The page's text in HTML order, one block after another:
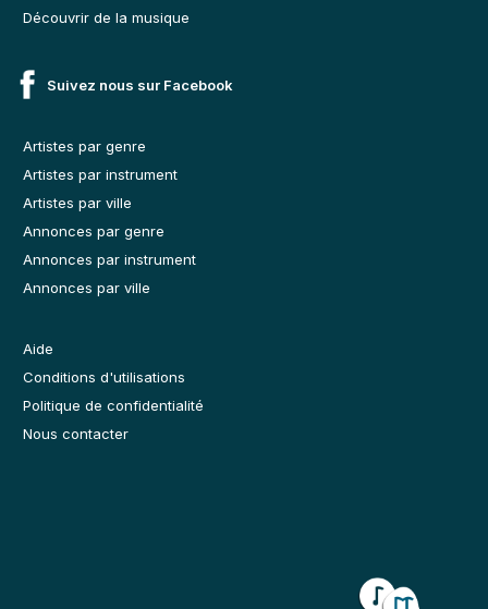
Découvrir de la musique
Suivez nous sur Facebook
Artistes par genre
Artistes par instrument
Artistes par ville
Annonces par genre
Annonces par instrument
Annonces par ville
Aide
Conditions d'utilisations
Politique de confidentialité
Nous contacter